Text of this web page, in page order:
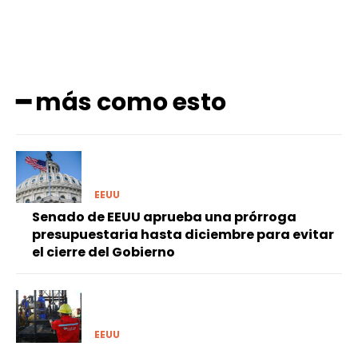
━ más como esto
EEUU
Senado de EEUU aprueba una prórroga
presupuestaria hasta diciembre para evitar
el cierre del Gobierno
EEUU